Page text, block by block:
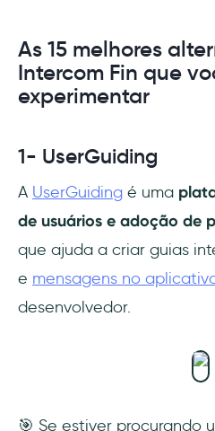
As 15 melhores
Intercom Fin que
experimentar
1- UserGuiding
A UserGuiding é uma
de usuários e adoção de
que ajuda a criar guias
e mensagens no
desenvolvedor.
🎯 Se estiver procurando